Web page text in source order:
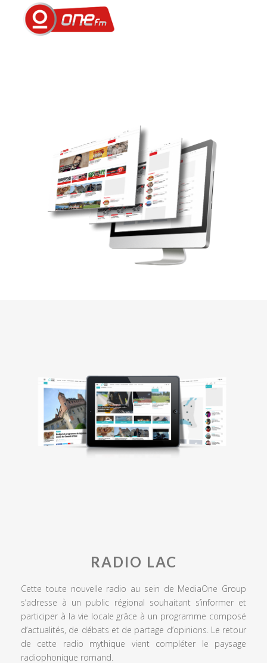
RADIO LAC
Cette toute nouvelle radio au sein de MediaOne Group
s’adresse à un public régional souhaitant s’informer et
participer à la vie locale grâce à un programme composé
d’actualités, de débats et de partage d’opinions. Le retour
de cette radio mythique vient compléter le paysage
radiophonique romand.